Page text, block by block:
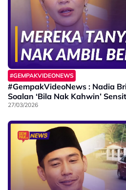
#GEMPAKVIDEONEWS
#GempakVideoNews : Nadia
Soalan ‘Bila Nak Kahwin’
27/03/2026